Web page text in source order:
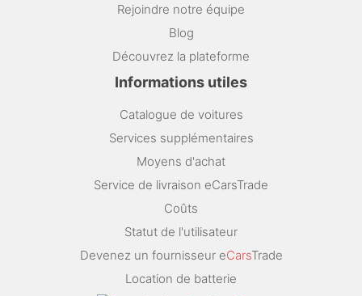
Rejoindre notre équipe
Blog
Découvrez la plateforme
Informations utiles
Catalogue de voitures
Services supplémentaires
Moyens d'achat
Service de livraison eCarsTrade
Coûts
Statut de l'utilisateur
Devenez un fournisseur eCarsTrade
Location de batterie